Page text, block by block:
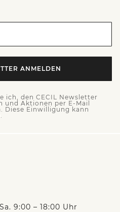
ANMELDEN
ich, den CECIL Newsletter
und Aktionen per E-Mail
Diese Einwilligung kann
9:00 – 18:00 Uhr